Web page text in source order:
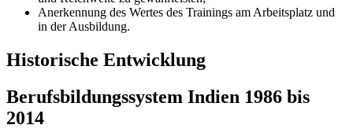
Anerkennung des Wertes des Trainings am Arbeitsplatz und
in der Ausbildung.
Historische Entwicklung
Berufsbildungssystem Indien 1986 bis
2014